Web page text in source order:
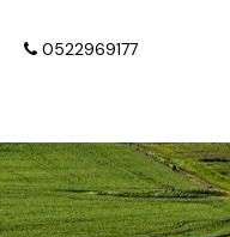
0522969177